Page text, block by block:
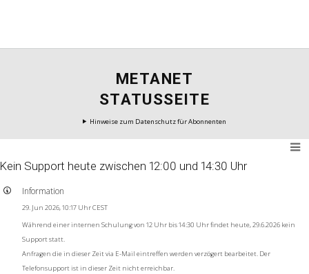
METANET
STATUSSEITE
Hinweise zum Datenschutz für Abonnenten
Kein Support heute zwischen 12:00 und 14:30 Uhr
Information
29. Jun 2026, 10:17 Uhr CEST
Während einer internen Schulung von 12 Uhr bis 14:30 Uhr findet heute, 29.6.2026 kein
Support statt.
Anfragen die in dieser Zeit via E-Mail eintreffen werden verzögert bearbeitet. Der
Telefonsupport ist in dieser Zeit nicht erreichbar.